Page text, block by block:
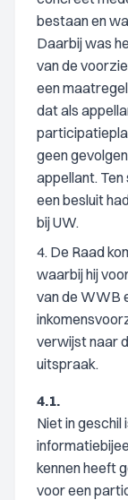
bestaan en
Daarbij was
van de
een
dat als
geen
appellant.
een besluit
bij UW.
4. De Raad
waarbij hij
van de WWB
verwijst naar
uitspraak.
4.1.
Niet in geschil
kennen heeft
voor een